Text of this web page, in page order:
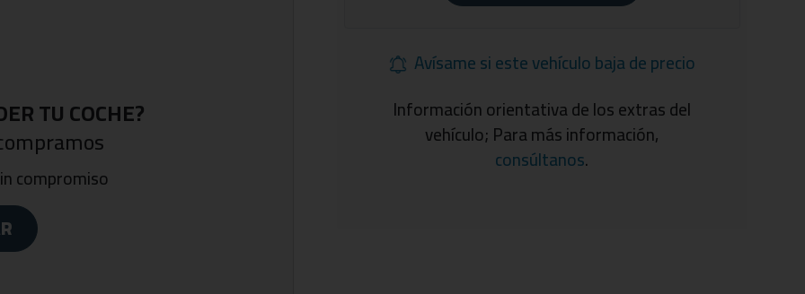
escandinava, dispone de los
TU COCHE?
compromiso
Avísame si este vehículo baja de precio
Información orientativa de los extras del
vehículo; Para más información,
consúltanos.